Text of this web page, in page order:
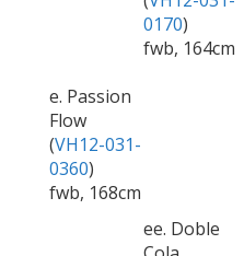
e. Passion
Flow
(VH12-031-
0360)
fwb, 168cm
0170)
fwb, 164cm
ee. Doble